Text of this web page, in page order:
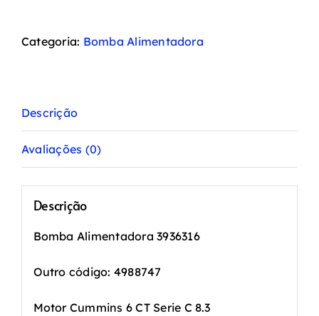
Categoria: Bomba Alimentadora
Descrição
Avaliações (0)
Descrição
Bomba Alimentadora 3936316
Outro código: 4988747
Motor Cummins 6 CT Serie C 8.3